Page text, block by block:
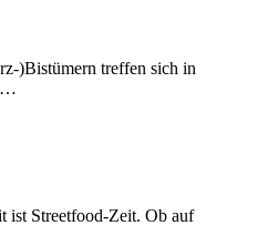
)Bistümern treffen sich in
ist Streetfood-Zeit. Ob auf